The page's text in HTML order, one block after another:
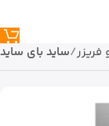
فریزر ساید بای ساید